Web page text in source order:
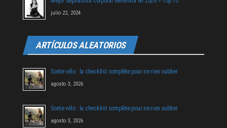
julio 22, 2024
ARTÍCULOS ALEATORIOS
Sortie vélo : la checklist complète pour ne rien oublier
agosto 3, 2026
Sortie vélo : la checklist complète pour ne rien oublier
agosto 3, 2026